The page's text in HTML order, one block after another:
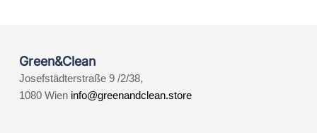
Green&Clean
Josefstädterstraße 9 /2/38,
1080 Wien info@greenandclean.store